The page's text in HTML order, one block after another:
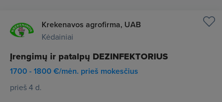
Krekenavos agrofirma, UAB
Kėdainiai
Įrengimų ir patalpų DEZINFEKTORIUS
1700 - 1800 €/mėn. prieš mokesčius
prieš 4 d.